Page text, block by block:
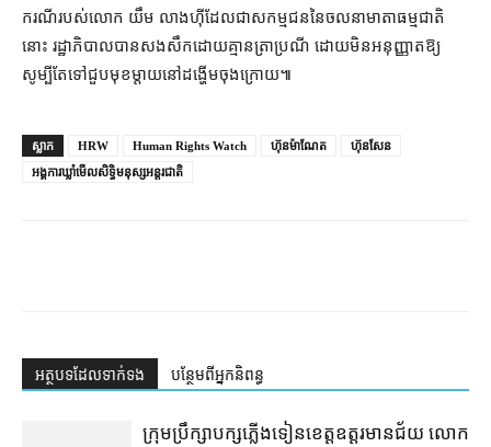
ករណី​របស់​លោក យឹម លាងហ៊ី​ដែល​ជា​សកម្មជន​នៃ​ចលនា​មាតា​ធម្មជាតិ​
នោះ រដ្ឋាភិបាល​បាន​សងសឹក​ដោយ​គ្មាន​ត្រា​ប្រណី ដោយ​មិន​អនុញ្ញាត​ឱ្យ​
សូម្បីតែ​ទៅ​ជួប​មុខ​ម្តាយ​នៅ​ដង្ហើម​ចុង​ក្រោយ៕
ស្លាក HRW Human Rights Watch ហ៊ុនម៉ាណែត
ហ៊ុនសែន
អង្គការឃ្លាំមើលសិទ្ធិមនុស្សអន្តរជាតិ
អត្ថបទ​ដែល​ទាក់ទង បន្ថែម​ពី​អ្នកនិពន្ធ
ក្រុមប្រឹក្សា​បក្ស​ភ្លើងទៀន​ខេត្ត​ឧត្ដរមានជ័យ លោក